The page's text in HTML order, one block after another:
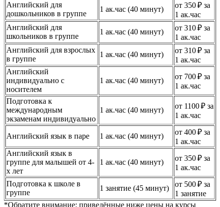
Английский для
дошкольников в группе
1 ак.час (40 минут)
от 350 ₽ за
1 ак.час
Английский для
школьников в группе
1 ак.час (40 минут)
от 310 ₽ за
1 ак.час
Английский для взрослых
в группе
1 ак.час (40 минут)
от 310 ₽ за
1 ак.час
Английский
индивидуально с
носителем
1 ак.час (40 минут)
от 700 ₽ за
1 ак.час
Подготовка к
международным
экзаменам индивидуально
1 ак.час (40 минут)
от 1100 ₽ за
1 ак.час
Английский язык в паре 1 ак.час (40 минут)
от 400 ₽ за
1 ак.час
Английский язык в
группе для малышей от 4-
х лет
1 ак.час (40 минут)
от 350 ₽ за
1 ак.час
Подготовка к школе в
группе
1 занятие (45 минут)
от 500 ₽ за
1 занятие
*Обратите внимание: приведённые ниже цены на курсы